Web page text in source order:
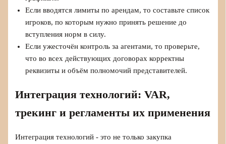
Если вводятся лимиты по арендам, то составьте список
игроков, по которым нужно принять решение до
вступления норм в силу.
Если ужесточён контроль за агентами, то проверьте,
что во всех действующих договорах корректны
реквизиты и объём полномочий представителей.
Интеграция технологий: VAR,
трекинг и регламенты их применения
Интеграция технологий - это не только закупка